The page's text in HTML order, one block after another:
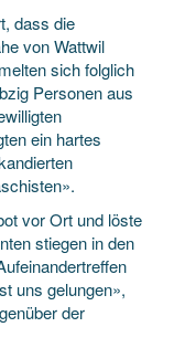
dass die
von Wattwil
sich folglich
Personen aus
ein hartes
vor Ort und löste
stiegen in den
uns gelungen»,
der